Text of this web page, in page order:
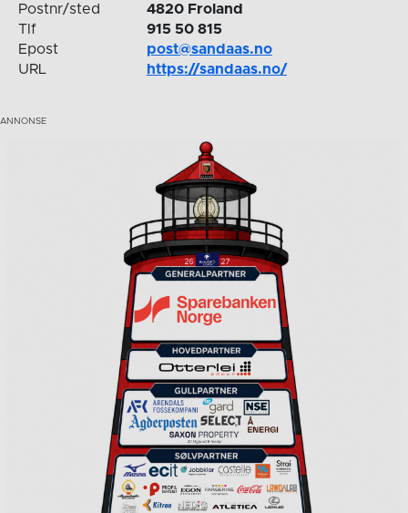
Postnr/sted
4820 Froland
Tlf
915 50 815
Epost
post@sandaas.no
URL
https://sandaas.no/